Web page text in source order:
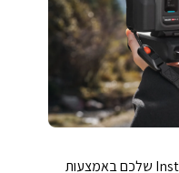
מתחבר ישירות ל-Insta360 Ace Pro 2 שלכם באמצעות